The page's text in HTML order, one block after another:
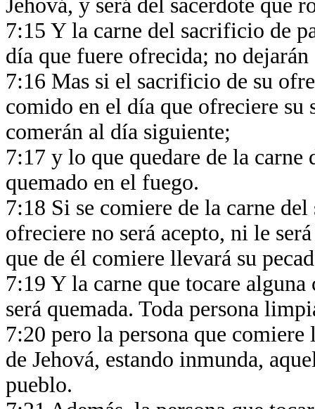
Jehová, y será del sacerdote que
7:15 Y la carne del sacrificio de
día que fuere ofrecida; no
7:16 Mas si el sacrificio de su
comido en el día que ofreciere
comerán al día siguiente;
7:17 y lo que quedare de la
quemado en el fuego.
7:18 Si se comiere de la carne
ofreciere no será acepto, ni le
que de él comiere llevará su
7:19 Y la carne que tocare
será quemada. Toda persona
7:20 pero la persona que
de Jehová, estando inmunda,
pueblo.